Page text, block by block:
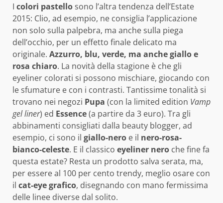
I colori pastellosono l’altra tendenza dell’Estate
2015: Clio, ad esempio, ne consiglia l’applicazione
non solo sulla palpebra, ma anche sulla piega
dell’occhio, per un effetto finale delicato ma
originale. Azzurro, blu, verde, ma anche giallo e
rosa chiaro. La novità della stagione è che gli
eyeliner colorati si possono mischiare, giocando con
le sfumature e con i contrasti. Tantissime tonalità si
trovano nei negozi Pupa (con la limited edition Vamp
gel liner) ed Essence(a partire da 3 euro). Tra gli
abbinamenti consigliati dalla beauty blogger, ad
esempio, ci sono il giallo-nero e il nero-rosa-
bianco-celeste. E il classico eyeliner nero che fine fa
questa estate? Resta un prodotto salva serata, ma,
per essere al 100 per cento trendy, meglio osare con
il cat-eye grafico, disegnando con mano fermissima
delle linee diverse dal solito.